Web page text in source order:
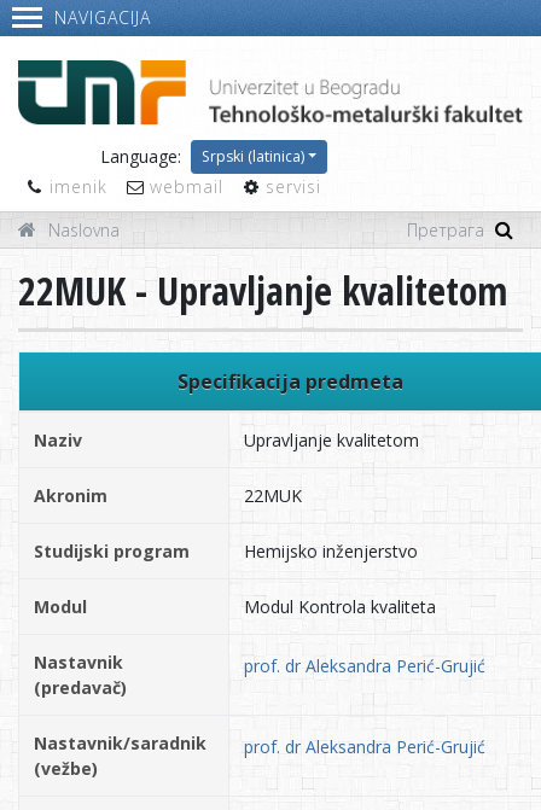
NAVIGACIJA
Language: Srpski (latinica)
imenik webmail
servisi
Naslovna
22MUK - Upravljanje kvalitetom
Specifikacija predmeta
Naziv Upravljanje kvalitetom
Akronim 22MUK
Studijski program Hemijsko inženjerstvo
Modul Modul Kontrola kvaliteta
Nastavnik
(predavač)
prof. dr Aleksandra Perić-Grujić
Nastavnik/saradnik
(vežbe)
prof. dr Aleksandra Perić-Grujić